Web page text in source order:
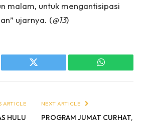
malam, untuk mengantisipasi
ujarnya. (@13)
Twitter WhatsApp
ARTICLE
HULU
NEXT ARTICLE
PROGRAM JUMAT CURHAT,